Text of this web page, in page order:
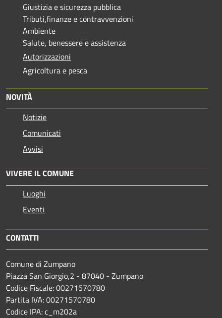
Giustizia e sicurezza pubblica
Tributi,finanze e contravvenzioni
Ambiente
Salute, benessere e assistenza
Autorizzazioni
Agricoltura e pesca
NOVITÀ
Notizie
Comunicati
Avvisi
VIVERE IL COMUNE
Luoghi
Eventi
CONTATTI
Comune di Zumpano
Piazza San Giorgio,2 - 87040 - Zumpano
Codice Fiscale: 00271570780
Partita IVA: 00271570780
Codice IPA: c_m202a